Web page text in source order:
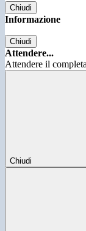
Chiudi
Informazione
Chiudi
Attendere...
Attendere il
Chiudi